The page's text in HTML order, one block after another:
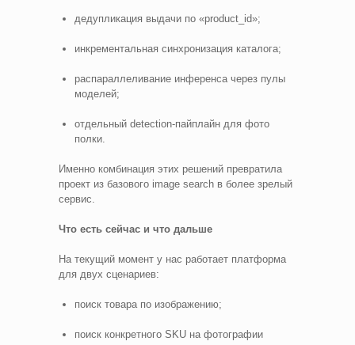
дедупликация выдачи по «product_id»;
инкрементальная синхронизация каталога;
распараллеливание инференса через пулы
моделей;
отдельный detection‑пайплайн для фото
полки.
Именно комбинация этих решений превратила
проект из базового image search в более зрелый
сервис.
Что есть сейчас и что дальше
На текущий момент у нас работает платформа
для двух сценариев:
поиск товара по изображению;
поиск конкретного SKU на фотографии